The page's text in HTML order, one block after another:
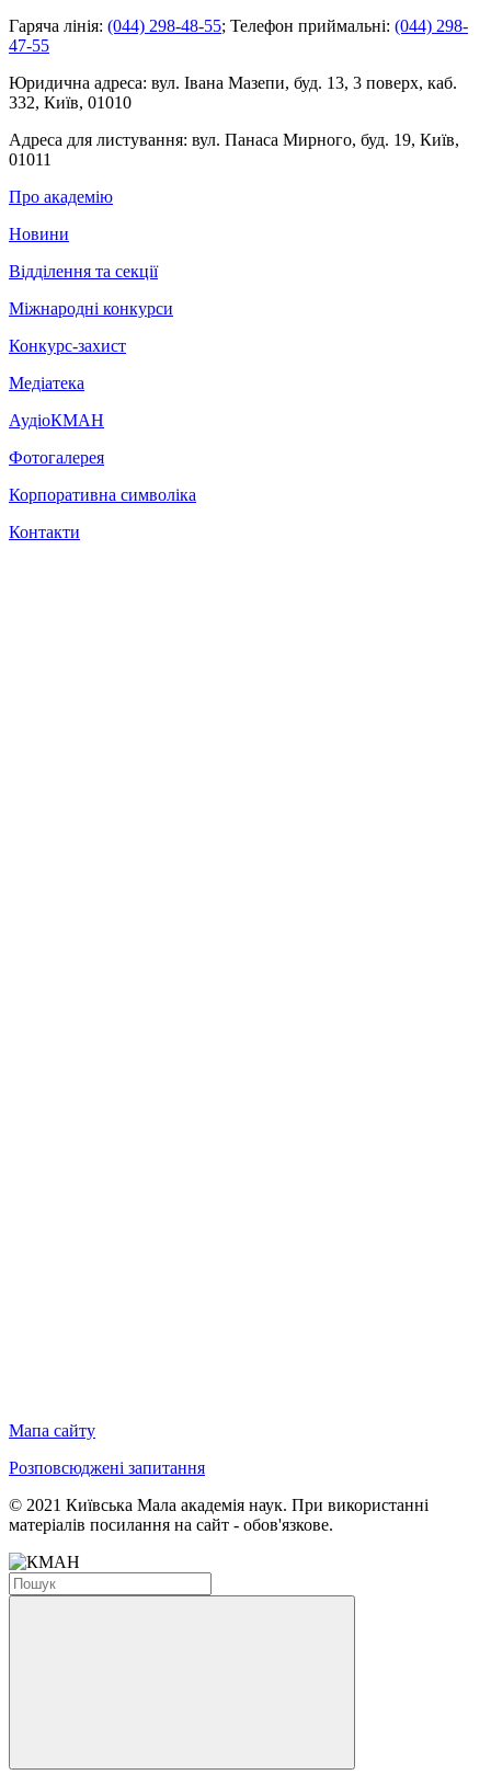
Гаряча лінія: (044) 298-48-55; Телефон приймальні: (044) 298-
47-55
Юридична адреса: вул. Івана Мазепи, буд. 13, 3 поверх, каб.
332, Київ, 01010
Адреса для листування: вул. Панаса Мирного, буд. 19, Київ,
01011
Про академію
Новини
Відділення та секції
Міжнародні конкурси
Конкурс-захист
Медіатека
АудіоКМАН
Фотогалерея
Корпоративна символіка
Контакти
Мапа сайту
Розповсюджені запитання
© 2021 Київська Мала академія наук. При використанні
матеріалів посилання на сайт - обов'язкове.